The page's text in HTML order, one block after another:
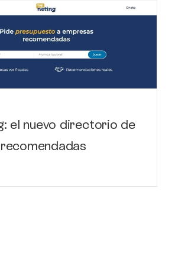
el nuevo directorio de